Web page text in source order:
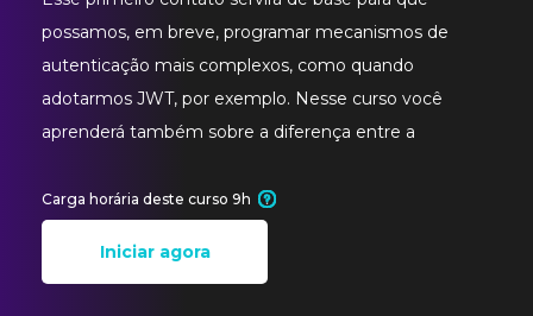
possamos, em breve, programar mecanismos de
autenticação mais complexos, como quando
adotarmos JWT, por exemplo. Nesse curso você
aprenderá também sobre a diferença entre a
Iniciar agora
Carga horária deste curso 9h